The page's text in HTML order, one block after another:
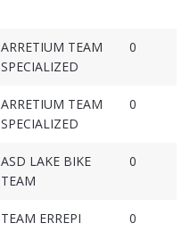
ARRETIUM TEAM
SPECIALIZED
0
ARRETIUM TEAM
SPECIALIZED
0
ASD LAKE BIKE
TEAM
0
TEAM ERREPI 0